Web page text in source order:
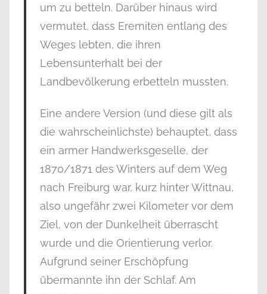
um zu betteln. Darüber hinaus wird
vermutet, dass Eremiten entlang des
Weges lebten, die ihren
Lebensunterhalt bei der
Landbevölkerung erbetteln mussten.
Eine andere Version (und diese gilt als
die wahrscheinlichste) behauptet, dass
ein armer Handwerksgeselle, der
1870/1871 des Winters auf dem Weg
nach Freiburg war, kurz hinter Wittnau,
also ungefähr zwei Kilometer vor dem
Ziel, von der Dunkelheit überrascht
wurde und die Orientierung verlor.
Aufgrund seiner Erschöpfung
übermannte ihn der Schlaf. Am